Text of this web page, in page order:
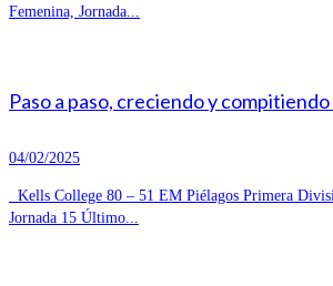
Femenina, Jornada...
Paso a paso, creciendo y
04/02/2025
Kells College 80 – 51 EM Piélagos Primera
Jornada 15 Último...